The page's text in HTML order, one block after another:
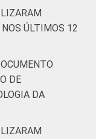
ÚLTIMOS 12
DE
DA